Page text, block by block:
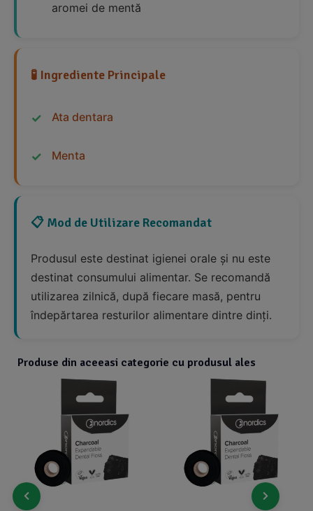
aromei de mentă
🧪 Ingrediente Principale
Ata dentara
Menta
📋 Mod de Utilizare Recomandat
Produsul este destinat igienei orale și nu este
destinat consumului alimentar. Se recomandă
utilizarea zilnică, după fiecare masă, pentru
îndepărtarea resturilor alimentare dintre dinți.
Produse din aceeasi categorie cu produsul ales